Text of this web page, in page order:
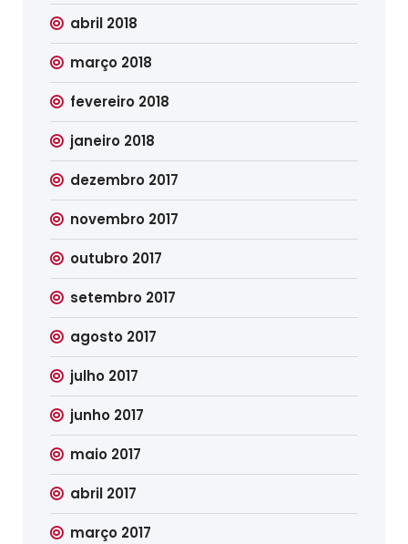
abril 2018
março 2018
fevereiro 2018
janeiro 2018
dezembro 2017
novembro 2017
outubro 2017
setembro 2017
agosto 2017
julho 2017
junho 2017
maio 2017
abril 2017
março 2017